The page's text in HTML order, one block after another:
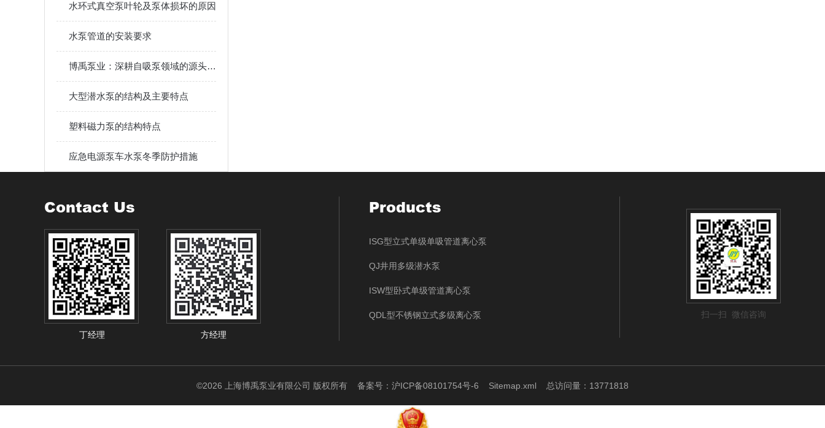
水环式真空泵叶轮及泵体损坏的原因
水泵管道的安装要求
博禹泵业：深耕自吸泵领域的源头工厂，铸就防汛排涝利器
大型潜水泵的结构及主要特点
塑料磁力泵的结构特点
应急电源泵车水泵冬季防护措施
Contact Us
丁经理 方经理
Products
ISG型立式单级单吸管道离心泵
QJ井用多级潜水泵
ISW型卧式单级管道离心泵
QDL型不锈钢立式多级离心泵 扫一扫 微信咨询
©2026 上海博禹泵业有限公司 版权所有 备案号：沪ICP备08101754号-6 Sitemap.xml 总访问量：13771818